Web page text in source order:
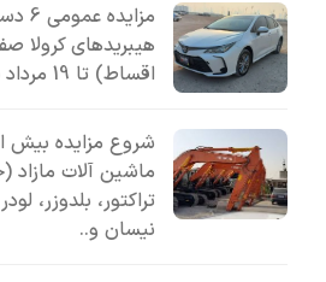
اقساط) تا 19 مرداد 1405
ماشین آلات مازاد
تراکتور، بلدوزر،
نیسان و..